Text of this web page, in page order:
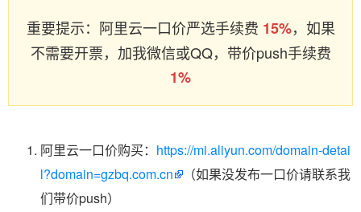
重要提示：阿里云一口价严选手续费 15%，如果
不需要开票，加我微信或QQ，带价push手续费
1%
阿里云一口价购买： https://mi.aliyun.com/domain-detai
l?domain=gzbq.com.cn
（如果没发布一口价请联系我
们带价push）